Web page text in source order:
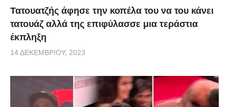
Τατουατζής άφησε την κοπέλα του να του κάνει
τατουάζ αλλά της επιφύλασσε μια τεράστια
έκπληξη
14 ΔΕΚΕΜΒΡΊΟΥ, 2023